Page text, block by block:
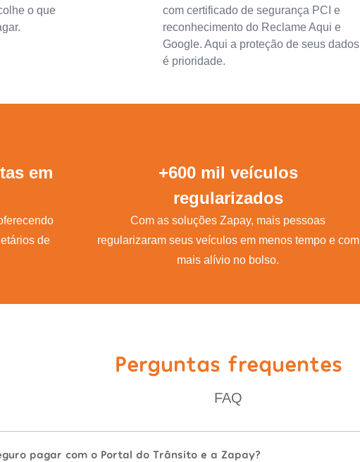
o que
com certificado de segurança PCI e
reconhecimento do Reclame Aqui e
Google. Aqui a proteção de seus dados
é prioridade.
em
de
+600 mil veículos
regularizados
Com as soluções Zapay, mais pessoas
regularizaram seus veículos em menos tempo e com
mais alívio no bolso.
Perguntas frequentes
FAQ
pagar com o Portal do Trânsito e a Zapay?